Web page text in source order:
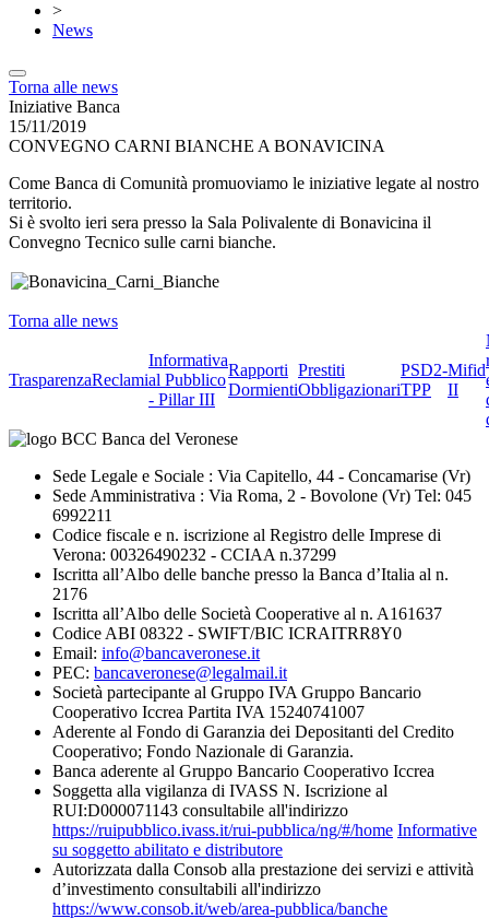
>
News
Torna alle news
Iniziative Banca
15/11/2019
CONVEGNO CARNI BIANCHE A BONAVICINA
Come Banca di Comunità promuoviamo le iniziative legate al nostro
territorio.
Si è svolto ieri sera presso la Sala Polivalente di Bonavicina il
Convegno Tecnico sulle carni bianche.
Torna alle news
TrasparenzaReclami
Informativa
al Pubblico
- Pillar III
Rapporti
Dormienti
Prestiti
Obbligazionari
PSD2-
TPP
Mifid
II
Sede Legale e Sociale : Via Capitello, 44 - Concamarise (Vr)
Sede Amministrativa : Via Roma, 2 - Bovolone (Vr) Tel: 045
6992211
Codice fiscale e n. iscrizione al Registro delle Imprese di
Verona: 00326490232 - CCIAA n.37299
Iscritta all’Albo delle banche presso la Banca d’Italia al n.
2176
Iscritta all’Albo delle Società Cooperative al n. A161637
Codice ABI 08322 - SWIFT/BIC ICRAITRR8Y0
Email: info@bancaveronese.it
PEC: bancaveronese@legalmail.it
Società partecipante al Gruppo IVA Gruppo Bancario
Cooperativo Iccrea Partita IVA 15240741007
Aderente al Fondo di Garanzia dei Depositanti del Credito
Cooperativo; Fondo Nazionale di Garanzia.
Banca aderente al Gruppo Bancario Cooperativo Iccrea
Soggetta alla vigilanza di IVASS N. Iscrizione al
RUI:D000071143 consultabile all'indirizzo
https://ruipubblico.ivass.it/rui-pubblica/ng/#/home Informative
su soggetto abilitato e distributore
Autorizzata dalla Consob alla prestazione dei servizi e attività
d’investimento consultabili all'indirizzo
https://www.consob.it/web/area-pubblica/banche